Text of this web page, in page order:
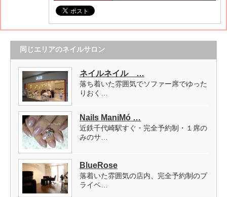
同じエリアのネイルサロン
ネイルネイル …
落ち着いた雰囲気でソファー席でゆった
りおく…
Nails ManiMó …
近鉄千代崎駅すぐ・完全予約制・１席の
みのサ…
BlueRose
落着いた雰囲気の店内、完全予約制のプ
ライベ…